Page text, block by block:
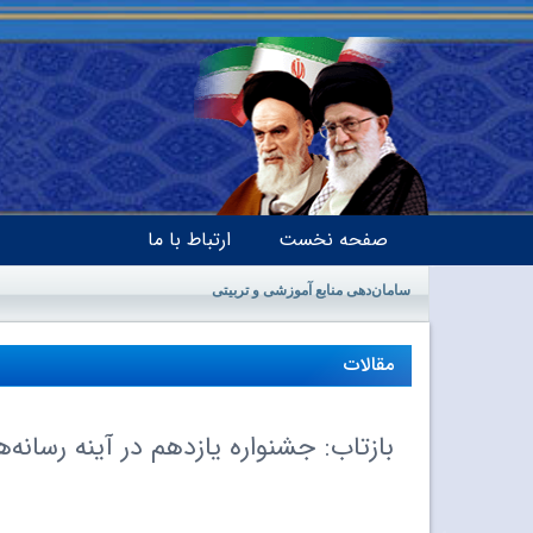
صفحه نخست ارتباط با ما
سامان‌دهی منابع آموزشی و تربیتی
مقالات
بازتاب: جشنواره یازدهم در آینه